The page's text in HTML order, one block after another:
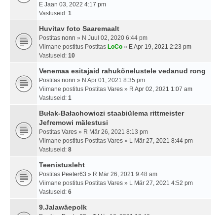
E Jaan 03, 2022 4:17 pm
Vastuseid: 1
Huvitav foto Saaremaalt
Postitas nonn » N Juul 02, 2020 6:44 pm
Viimane postitus Postitas LoCo » E Apr 19, 2021 2:23 pm
Vastuseid: 10
Venemaa esitajaid rahukõnelustele vedanud rong
Postitas nonn » N Apr 01, 2021 8:35 pm
Viimane postitus Postitas Vares » R Apr 02, 2021 1:07 am
Vastuseid: 1
Bułak-Bałachowiczi staabiülema rittmeister
Jefremowi mälestusi
Postitas Vares » R Mär 26, 2021 8:13 pm
Viimane postitus Postitas Vares » L Mär 27, 2021 8:44 pm
Vastuseid: 8
Teenistusleht
Postitas Peeter63 » R Mär 26, 2021 9:48 am
Viimane postitus Postitas Vares » L Mär 27, 2021 4:52 pm
Vastuseid: 6
9.Jalawäepolk